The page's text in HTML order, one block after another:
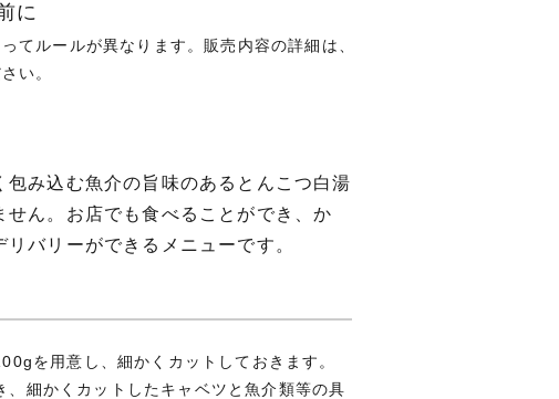
に
てルールが異なります。販売内容の詳細は、
い。
包み込む魚介の旨味のあるとんこつ白湯
せん。お店でも食べることができ、か
バリーができるメニューです。
を用意し、細かくカットしておきます。
細かくカットしたキャベツと魚介類等の具